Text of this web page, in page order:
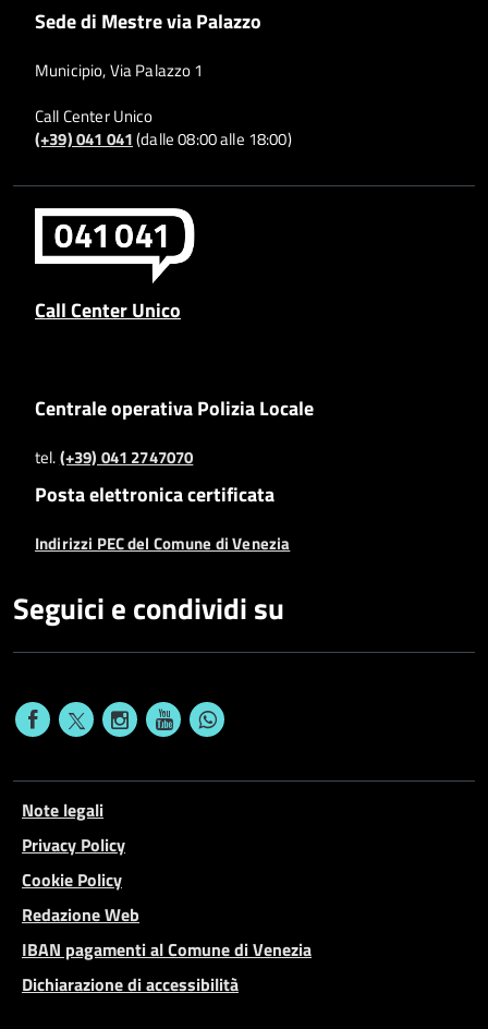
Sede di Mestre via Palazzo
Municipio, Via Palazzo 1
Call Center Unico
(+39) 041 041(dalle 08:00 alle 18:00)
Call Center Unico
Centrale operativa Polizia Locale
tel.(+39) 041 2747070
Posta elettronica certificata
Indirizzi PEC del Comune di Venezia
Seguici e condividi su
Note legali
Privacy Policy
Cookie Policy
Redazione Web
IBAN pagamenti al Comune di Venezia
Dichiarazione di accessibilità